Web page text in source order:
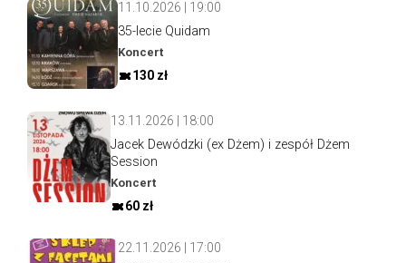
11.10.2026 | 19:00
35-lecie Quidam
Koncert
130 zł
13.11.2026 | 18:00
Jacek Dewódzki (ex Dżem) i zespół Dżem
Session
Koncert
60 zł
22.11.2026 | 17:00